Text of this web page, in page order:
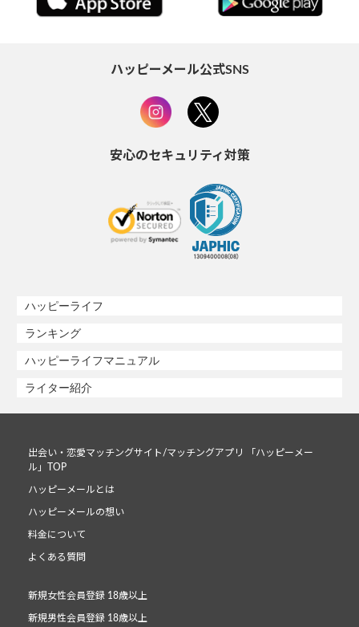
ハッピーメール公式SNS
安心のセキュリティ対策
ハッピーライフ
ランキング
ハッピーライフマニュアル
ライター紹介
出会い・恋愛マッチングサイト/マッチングアプリ 「ハッピーメー
ル」TOP
ハッピーメールとは
ハッピーメールの想い
料金について
よくある質問
新規女性会員登録 18歳以上
新規男性会員登録 18歳以上